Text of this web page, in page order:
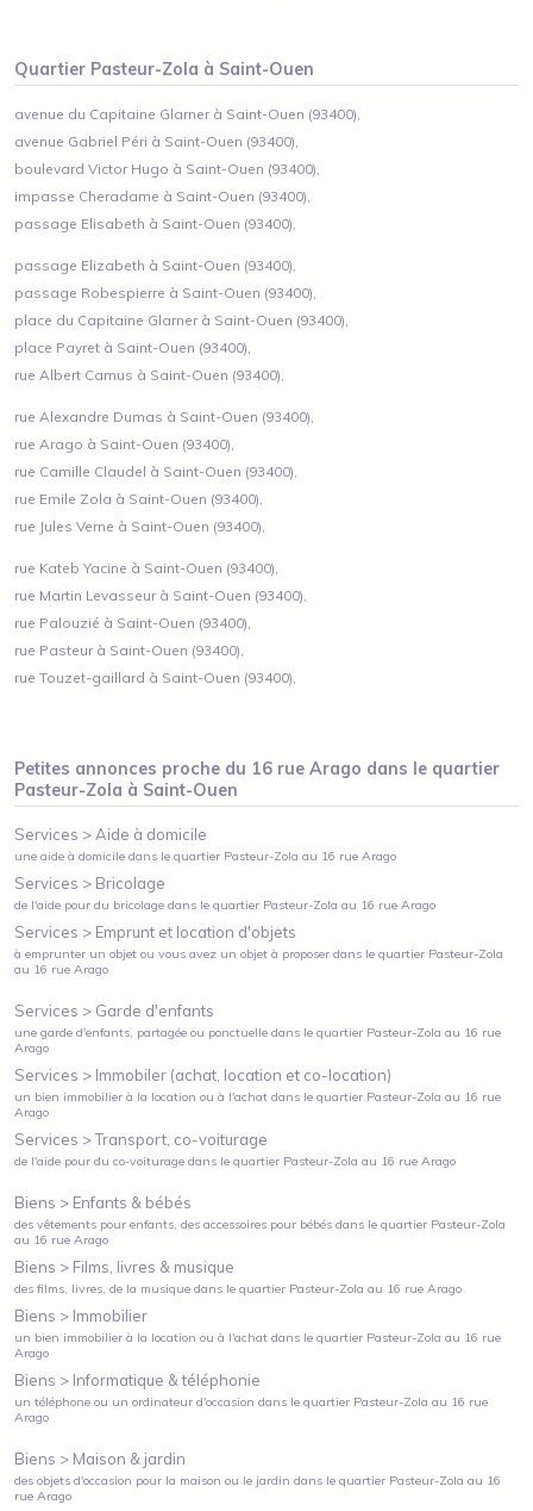
Quartier Pasteur-Zola à Saint-Ouen
avenue du Capitaine Glarner à Saint-Ouen (93400),
avenue Gabriel Péri à Saint-Ouen (93400),
boulevard Victor Hugo à Saint-Ouen (93400),
impasse Cheradame à Saint-Ouen (93400),
passage Elisabeth à Saint-Ouen (93400),
passage Elizabeth à Saint-Ouen (93400),
passage Robespierre à Saint-Ouen (93400),
place du Capitaine Glarner à Saint-Ouen (93400),
place Payret à Saint-Ouen (93400),
rue Albert Camus à Saint-Ouen (93400),
rue Alexandre Dumas à Saint-Ouen (93400),
rue Arago à Saint-Ouen (93400),
rue Camille Claudel à Saint-Ouen (93400),
rue Emile Zola à Saint-Ouen (93400),
rue Jules Verne à Saint-Ouen (93400),
rue Kateb Yacine à Saint-Ouen (93400),
rue Martin Levasseur à Saint-Ouen (93400),
rue Palouzié à Saint-Ouen (93400),
rue Pasteur à Saint-Ouen (93400),
rue Touzet-gaillard à Saint-Ouen (93400),
Petites annonces proche du 16 rue Arago dans le quartier
Pasteur-Zola à Saint-Ouen
Services > Aide à domicile
une aide à domicile dans le quartier Pasteur-Zola au 16 rue Arago
Services > Bricolage
de l'aide pour du bricolage dans le quartier Pasteur-Zola au 16 rue Arago
Services > Emprunt et location d'objets
à emprunter un objet ou vous avez un objet à proposer dans le quartier Pasteur-Zola
au 16 rue Arago
Services > Garde d'enfants
une garde d'enfants, partagée ou ponctuelle dans le quartier Pasteur-Zola au 16 rue
Arago
Services > Immobiler (achat, location et co-location)
un bien immobilier à la location ou à l'achat dans le quartier Pasteur-Zola au 16 rue
Arago
Services >Transport, co-voiturage
de l'aide pour du co-voiturage dans le quartier Pasteur-Zola au 16 rue Arago
Biens > Enfants & bébés
des vêtements pour enfants, des accessoires pour bébés dans le quartier Pasteur-Zola
au 16 rue Arago
Biens > Films, livres & musique
des films, livres, de la musique dans le quartier Pasteur-Zola au 16 rue Arago
Biens > Immobilier
un bien immobilier à la location ou à l'achat dans le quartier Pasteur-Zola au 16 rue
Arago
Biens > Informatique & téléphonie
un téléphone ou un ordinateur d'occasion dans le quartier Pasteur-Zola au 16 rue
Arago
Biens > Maison & jardin
des objets d'occasion pour la maison ou le jardin dans le quartier Pasteur-Zola au 16
rue Arago